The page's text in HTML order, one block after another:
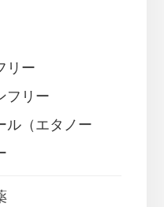
リー
フリー
ル（エタノー